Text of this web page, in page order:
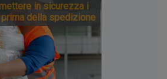
in sicurezza i
prima della spedizione